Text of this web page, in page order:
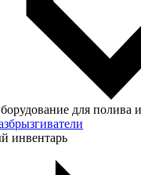
для полива
инвентарь